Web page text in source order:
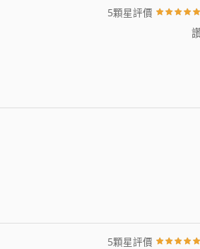
5顆星評價
5顆星評價